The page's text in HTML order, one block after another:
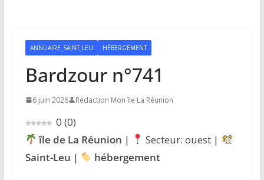
ANNUAIRE_SAINT_LEU HÉBERGEMENT
Bardzour n°741
6 juin 2026 Rédaction Mon île La Réunion
0 (0)
île de La Réunion |
Secteur: ouest |
Saint-Leu | hébergement